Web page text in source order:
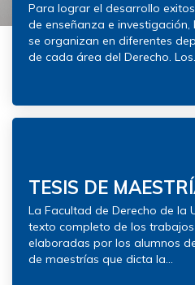
Para lograr el desarrollo
de enseñanza e investigación,
se organizan en diferentes
de cada área del Derecho.
TESIS DE
La Facultad de Derecho de la
texto completo de los
elaboradas por los alumnos
de maestrías que dicta la...